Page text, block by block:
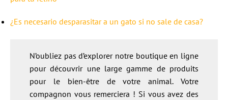
¿Es necesario desparasitar a un gato si no sale de casa?
N’oubliez pas d’explorer notre boutique en ligne
pour découvrir une large gamme de produits
pour le bien-être de votre animal. Votre
compagnon vous remerciera ! Si vous avez des